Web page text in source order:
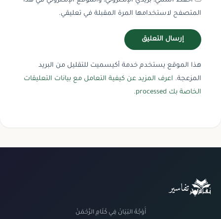
المتصفح لاستخدامها المرة المقبلة في تعليقي.
هذا الموقع يستخدم خدمة أكيسميت للتقليل من البريد
المزعجة. اعرف المزيد عن كيفية التعامل مع بيانات التعليقات
الخاصة بك processed
.
تفاسير
أَوْجُهُ البَيَانْ فِي كَلَامِ الرَّحْمَنْ